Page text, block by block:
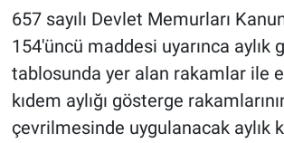
657 sayılı Devlet Memurları
154'üncü maddesi uyarınca aylık
tablosunda yer alan rakamlar ile
kıdem aylığı gösterge
çevrilmesinde uygulanacak aylık